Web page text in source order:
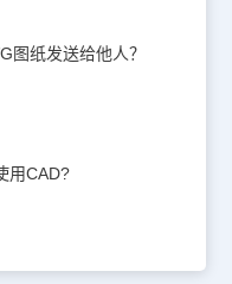
图纸发送给他人？
用CAD?